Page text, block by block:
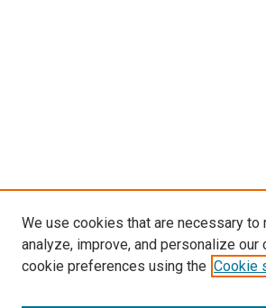
We use cookies that are necessary
analyze, improve, and personalize our
cookie preferences using the Cookie